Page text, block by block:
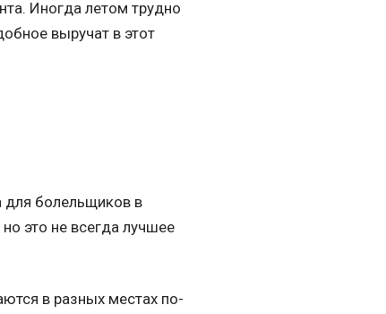
Иногда летом трудно
выручат в этот
для болельщиков в
это не всегда лучшее
в разных местах по-